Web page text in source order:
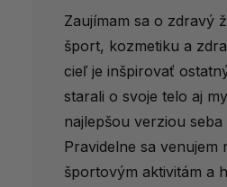
Zaujímam sa o zdravý
šport, kozmetiku a
cieľ je inšpirovať
starali o svoje telo aj
najlepšou verziou seba
Pravidelne sa venujem
športovým aktivitám a